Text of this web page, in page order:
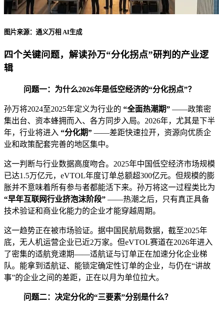
图片来源：通义万相 AI生成
四个关键问题，解读孙万“分化拐点”研判的产业逻
辑
问题一：为什么2026年是低空经济的“分化拐点”？
孙万将2024至2025年定义为行业的 “全面热潮期” ——政策密
集出台、资本蜂拥而入、各方同步入局。2026年，尤其是下半
年，行业将进入 “分化期” ——差距快速拉开，资源向优质企
业和政策配套完善的地区集中。
这一判断与行业数据高度吻合。2025年中国低空经济市场规模
已达1.5万亿元，eVTOL年度订单总额超300亿元。但规模的膨
胀并不意味着所有参与者都能活下来。孙万将这一过程类比为
“早年互联网行业挤泡沫阶段” ——热潮之后，只有真正具备
技术验证和商业化能力的企业才能穿越周期。
这一趋势正在被市场验证。据中国民航局数据，截至2025年
底，无人机运营企业已近2万家。但eVTOL赛道在2026年进入
了密集的适航竞速期——适航证与订单正在加速分化企业梯
队。能拿到适航证、能锁定确定性订单的企业，与仍在“讲故
事”的企业之间的差距，正在以月为单位拉大。
问题二：决定分化的“三要素”分别是什么？